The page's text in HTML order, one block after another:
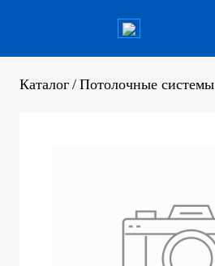
Каталог / Потолочные системы